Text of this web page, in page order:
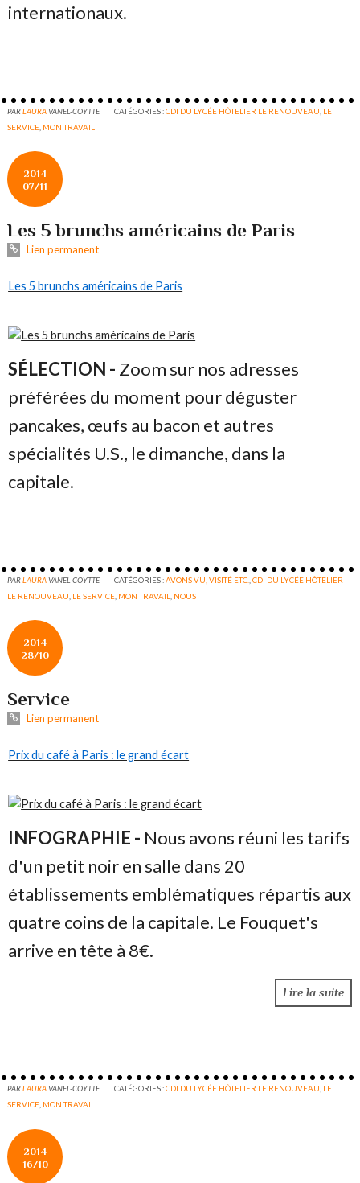
internationaux.
PARLAURAVANEL-COYTTE CATÉGORIES :CDI DU LYCÉE HÔTELIER LE RENOUVEAU LE
SERVICE MON TRAVAIL
2014
07/11
Les 5 brunchs américains de Paris
Lien permanent
Les 5 brunchs américains de Paris
SÉLECTION - Zoom sur nos adresses
préférées du moment pour déguster
pancakes, œufs au bacon et autres
spécialités U.S., le dimanche, dans la
capitale.
PARLAURAVANEL-COYTTE CATÉGORIES :AVONS VU, VISITÉ ETC. ,CDI DU LYCÉE HÔTELIER
LE RENOUVEAU LE SERVICE MON TRAVAIL NOUS
2014
28/10
Service
Lien permanent
Prix du café à Paris : le grand écart
INFOGRAPHIE - Nous avons réuni les tarifs
d'un petit noir en salle dans 20
établissements emblématiques répartis aux
quatre coins de la capitale. Le Fouquet's
arrive en tête à 8€.
Lire la suite
PARLAURAVANEL-COYTTE CATÉGORIES :CDI DU LYCÉE HÔTELIER LE RENOUVEAU LE
SERVICE MON TRAVAIL
2014
16/10